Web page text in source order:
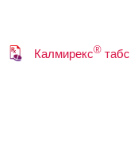
Калмирекс®табс